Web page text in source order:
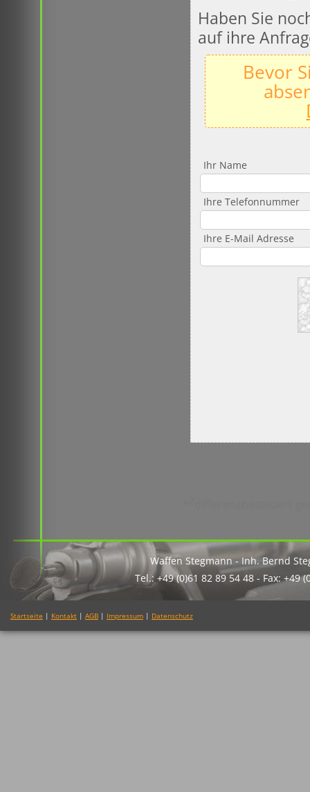
Haben Sie
auf ihre
Bevor
Ihr Name
Ihre Telefonnummer
Ihre E-Mail Adresse
Waffen Stegmann - Inh. Bernd
Tel.: +49 (0)61 82 89 54 48 - Fax: +49
Startseite | Kontakt | AGB | Impressum | Datenschutz